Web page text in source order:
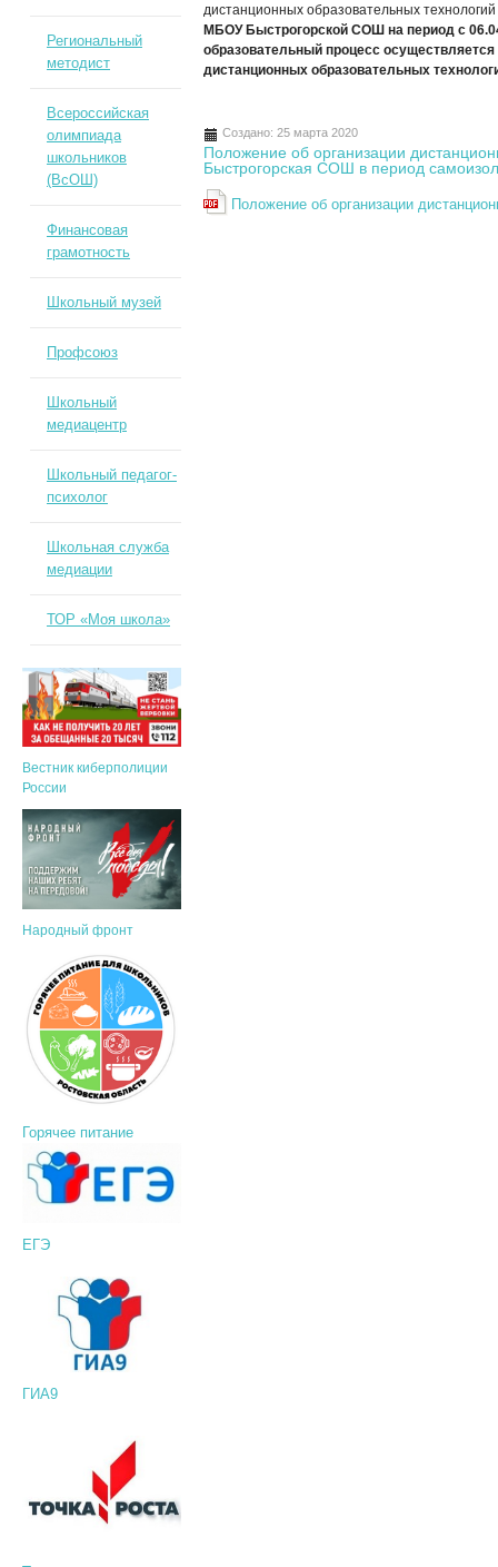
дистанционных образовательных
МБОУ Быстрогорской СОШ на период с
образовательный процесс
дистанционных образовательных
Создано: 25 марта 2020
Положение об организации
Быстрогорская СОШ в период
Положение об организации
Региональный
методист
Всероссийская
олимпиада
школьников
(ВсОШ)
Финансовая
грамотность
Школьный музей
Профсоюз
Школьный
медиацентр
Школьный педагог-
психолог
Школьная служба
медиации
ТОР «Моя школа»
Вестник киберполиции
России
Народный фронт
Горячее питание
ЕГЭ
ГИА9